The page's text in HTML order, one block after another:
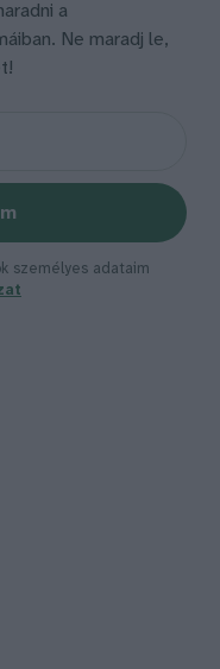
a
Ne maradj le,
személyes adataim